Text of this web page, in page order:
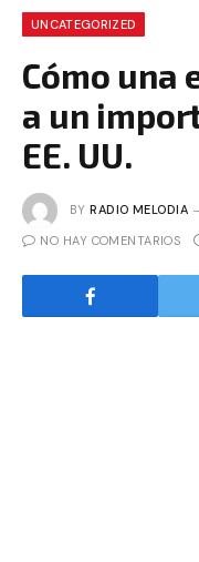
UNCATEGORIZED
Cómo una
a un
EE. UU.
BY RADIO MELODIA
NO HAY COMENTARIOS